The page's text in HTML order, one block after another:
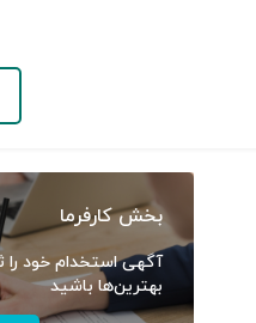
بخش کارفرما
آگهی استخدام خود را
بهترین‌ها باشید